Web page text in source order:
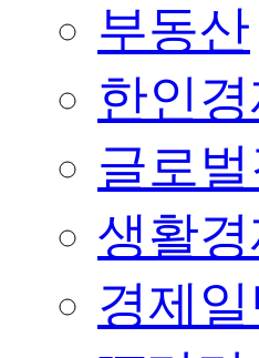
부동산
한인경
글로
생활경
경제